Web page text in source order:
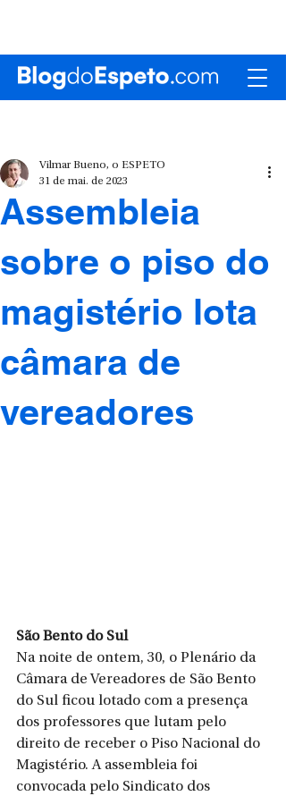
Assembleia
sobre o piso do
magistério lota
câmara de
vereadores
Vilmar Bueno, o ESPETO
31 de mai. de 2023
São Bento do Sul
Na noite de ontem, 30, o Plenário da
Câmara de Vereadores de São Bento
do Sul ficou lotado com a presença
dos professores que lutam pelo
direito de receber o Piso Nacional do
Magistério. A assembleia foi
convocada pelo Sindicato dos